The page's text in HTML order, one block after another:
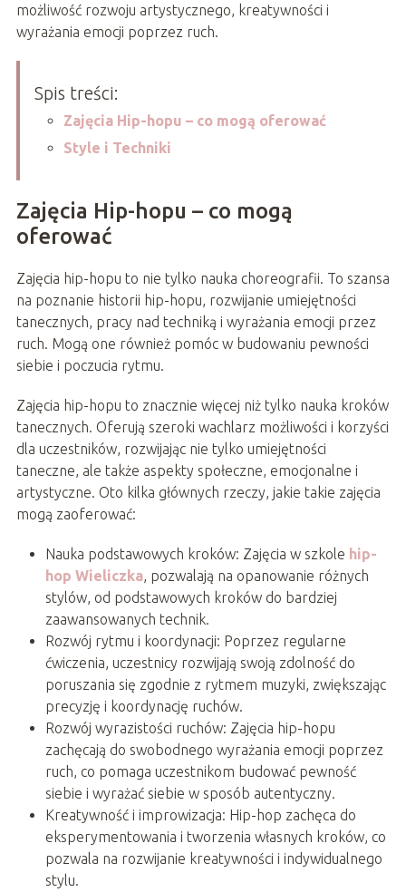
możliwość rozwoju artystycznego, kreatywności i
wyrażania emocji poprzez ruch.
Spis treści:
Zajęcia Hip-hopu – co mogą oferować
Style i Techniki
Zajęcia Hip-hopu – co mogą
oferować
Zajęcia hip-hopu to nie tylko nauka choreografii. To szansa
na poznanie historii hip-hopu, rozwijanie umiejętności
tanecznych, pracy nad techniką i wyrażania emocji przez
ruch. Mogą one również pomóc w budowaniu pewności
siebie i poczucia rytmu.
Zajęcia hip-hopu to znacznie więcej niż tylko nauka kroków
tanecznych. Oferują szeroki wachlarz możliwości i korzyści
dla uczestników, rozwijając nie tylko umiejętności
taneczne, ale także aspekty społeczne, emocjonalne i
artystyczne. Oto kilka głównych rzeczy, jakie takie zajęcia
mogą zaoferować:
Nauka podstawowych kroków: Zajęcia w szkole hip-
hop Wieliczka, pozwalają na opanowanie różnych
stylów, od podstawowych kroków do bardziej
zaawansowanych technik.
Rozwój rytmu i koordynacji: Poprzez regularne
ćwiczenia, uczestnicy rozwijają swoją zdolność do
poruszania się zgodnie z rytmem muzyki, zwiększając
precyzję i koordynację ruchów.
Rozwój wyrazistości ruchów: Zajęcia hip-hopu
zachęcają do swobodnego wyrażania emocji poprzez
ruch, co pomaga uczestnikom budować pewność
siebie i wyrażać siebie w sposób autentyczny.
Kreatywność i improwizacja: Hip-hop zachęca do
eksperymentowania i tworzenia własnych kroków, co
pozwala na rozwijanie kreatywności i indywidualnego
stylu.